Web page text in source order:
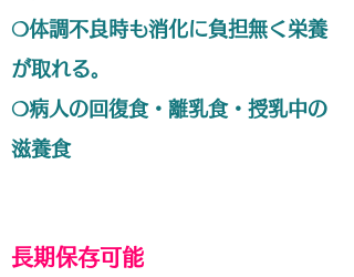
❍体調不良時も消化に負担無く栄養
が取れる。
❍病人の回復食・離乳食・授乳中の
滋養食
​長期保存可能